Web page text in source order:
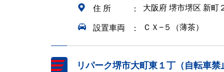
住 所 大阪府 堺市堺区 新町
設置車両 ＣＸ−５（薄茶）
リパーク堺市大町東１丁（自転車禁